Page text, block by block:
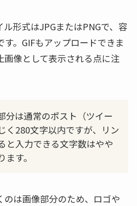
形式はJPGまたはPNGで、容
。GIFもアップロードできま
画像として表示される点に注
分は通常のポスト（ツイー
く280文字以内ですが、リン
と入力できる文字数はやや
す。
のは画像部分のため、ロゴや